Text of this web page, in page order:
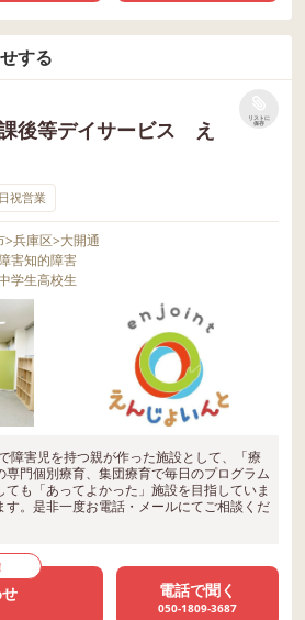
する
後等デイサービス え
リストに
保存
祝営業
>兵庫区>大開通
害知的障害
学生高校生
障害児を持つ親が作った施設として、「療
門個別療育、集団療育で毎日のプログラム
も「あってよかった」施設を目指していま
す。是非一度お電話・メールにてご相談くだ
電話で聞く
050-1809-3687